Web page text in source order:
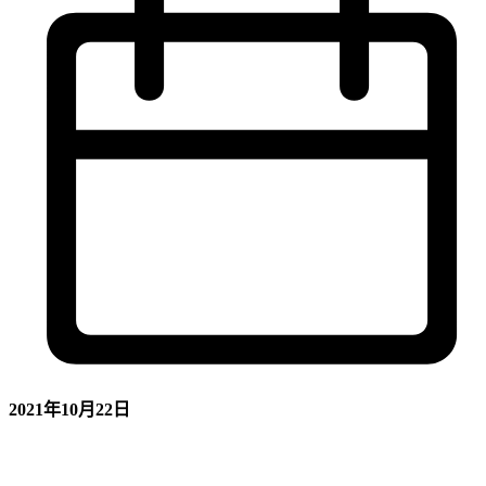
2021年10月22日